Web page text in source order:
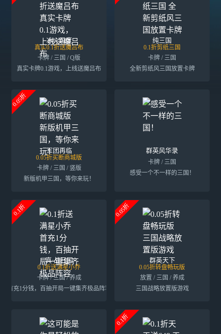
冰火国度
真实0.1折送魔吕布
卡牌 / 三国 / Q版
真实卡牌0.1游戏，上线送魔吕布
纯三国
0.1折剪纸三国
卡牌 / 三国
全新剪纸风三国放置卡牌
0.05折
军团再临
0.05折买断商城版
卡牌 / 三国 / 竖版
新版机甲三国，等你来玩！
群英风华录
卡牌 / 三国
感受一个不一样的三国！
0.1折
真·战三国
0.1折送满星小乔
卡牌 / 三国 / 养成
首充1分钱，百抽开局一键集齐极品阵容
0.05折
群英天下
0.05折转盘畅玩版
放置 / 三国 / 养成
三国战略放置版游戏
0.1折